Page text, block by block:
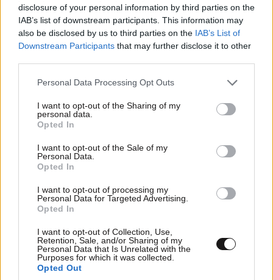
disclosure of your personal information by third parties on the
IAB’s list of downstream participants. This information may
also be disclosed by us to third parties on the IAB’s List of
Downstream Participants that may further disclose it to other
Please note that this website/app uses one or more Google
not limited to your visit or usage behaviour. You may click to
grant or deny consent to Google and its third-party tags to
use your data for below specified purposes in below Google
consent section.
Personal Data Processing Opt Outs
I want to opt-out of the Sharing of my
personal data.
Opted In
I want to opt-out of the Sale of my
Personal Data.
Opted In
I want to opt-out of processing my
Personal Data for Targeted Advertising.
Opted In
I want to opt-out of Collection, Use,
Retention, Sale, and/or Sharing of my
Personal Data that Is Unrelated with the
Purposes for which it was collected.
Opted Out
και όρμησαν σε Rolls-Royce: Το απίστευτο
μπέρδεμα στη Μαδέρα